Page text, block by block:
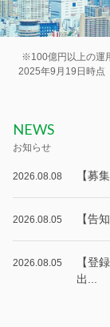
※100億円以上の運
2025年9月19日時点
NEWS
お知らせ
2026.08.08 【募
2026.08.05 【告
2026.08.05
【登
出...